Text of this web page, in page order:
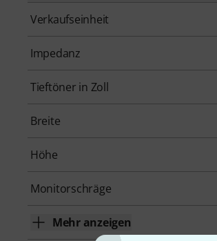
Verkaufseinheit
Impedanz
Tieftöner in Zoll
Breite
Höhe
Monitorschräge
Mehr anzeigen